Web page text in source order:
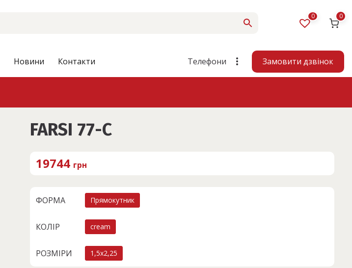
0 0
Новини Контакти Телефони Замовити дзвінок
FARSI 77-C
19744 грн
РОЗМІРИ 1,5x2,25
КОЛІР cream
ФОРМА Прямокутник